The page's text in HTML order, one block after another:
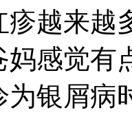
疹越来越
妈感觉有
为银屑病